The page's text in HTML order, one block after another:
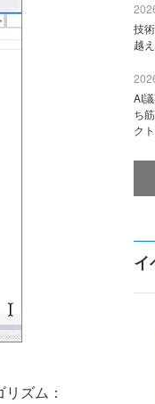
ズム：
技
越
AI
ち
ク
イ